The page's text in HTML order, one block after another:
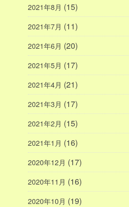
2021年8月 (15)
2021年7月 (11)
2021年6月 (20)
2021年5月 (17)
2021年4月 (21)
2021年3月 (17)
2021年2月 (15)
2021年1月 (16)
2020年12月 (17)
2020年11月 (16)
2020年10月 (19)